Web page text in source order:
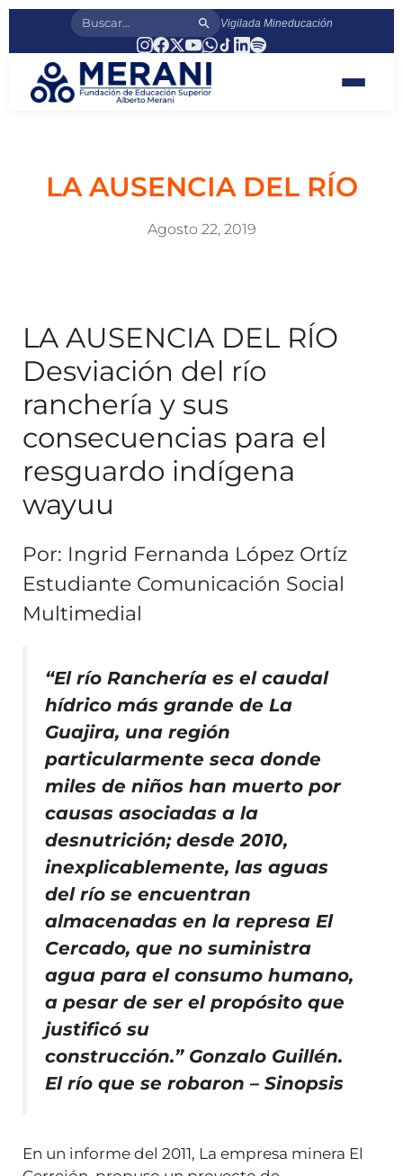
Vigilada Mineducación
LA AUSENCIA DEL RÍO
Agosto 22, 2019
LA AUSENCIA DEL RÍO
Desviación del río
ranchería y sus
consecuencias para el
resguardo indígena
wayuu
Por: Ingrid Fernanda López Ortíz
Estudiante Comunicación Social
Multimedial
“El río Ranchería es el caudal
hídrico más grande de La
Guajira, una región
particularmente seca donde
miles de niños han muerto por
causas asociadas a la
desnutrición; desde 2010,
inexplicablemente, las aguas
del río se encuentran
almacenadas en la represa El
Cercado, que no suministra
agua para el consumo humano,
a pesar de ser el propósito que
justificó su
construcción.” Gonzalo Guillén.
El río que se robaron – Sinopsis
En un informe del 2011, La empresa minera El